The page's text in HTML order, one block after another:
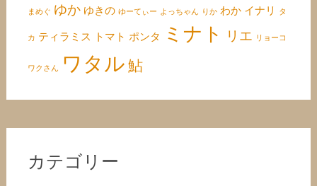
まめぐ ゆか ゆきの ゆーてぃー よっちゃん りか わか イナリ タ
カ ティラミス トマト ポンタ ミナト リエ リョーコ
ワクさん ワタル鮎
カテゴリー